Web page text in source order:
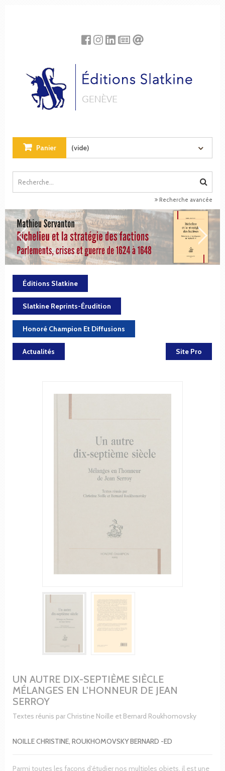
Panier (vide)
Recherche avancée
Éditions Slatkine
Slatkine Reprints-Érudition
Honoré Champion Et Diffusions
Actualités Site Pro
UN AUTRE DIX-SEPTIÈME SIÈCLE
MÉLANGES EN L'HONNEUR DE JEAN
SERROY
Textes réunis par Christine Noille et Bernard Roukhomovsky
NOILLE CHRISTINE, ROUKHOMOVSKY BERNARD -ED
Parmi toutes les façons d’étudier nos multiples objets, il est une